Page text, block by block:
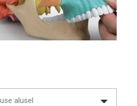
alusel